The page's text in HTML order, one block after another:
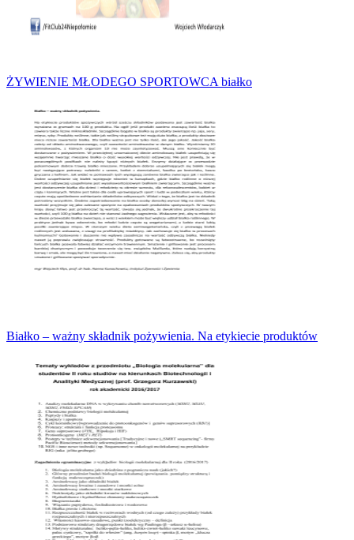
ŻYWIENIE MŁODEGO SPORTOWCA białko
Białko – ważny składnik pożywienia. Na etykiecie produktów